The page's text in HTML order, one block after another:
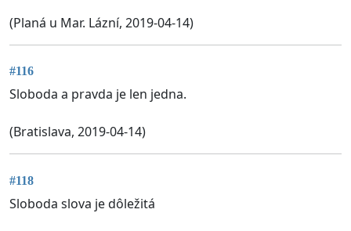
(Planá u Mar. Lázní, 2019-04-14)
#116
Sloboda a pravda je len jedna.
(Bratislava, 2019-04-14)
#118
Sloboda slova je dôležitá